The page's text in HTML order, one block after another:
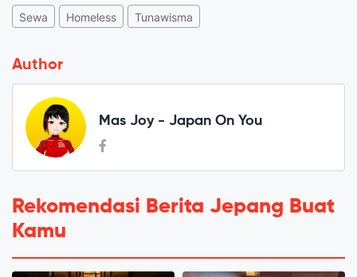
Sewa Homeless Tunawisma
Author
Mas Joy - Japan On You
Rekomendasi Berita Jepang Buat
Kamu